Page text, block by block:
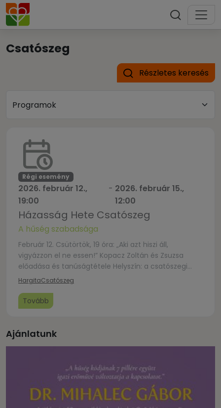
Csatószeg
Részletes keresés
Régi esemény
2026. február 12.,
19:00
- 2026. február 15.,
12:00
Házasság Hete Csatószeg
A hűség szabadsága
Február 12. Csütörtök, 19 óra: „Aki azt hiszi áll,
vigyázzon el ne essen!” Kopacz Zoltán és Zsuzsa
előadása és tanúságtétele Helyszín: a csatószegi
kultúrotthon Február 14. Szombat, 12 óra: Házaspárok
Gatal oldal Február 15. Vasárnap, 10 óra:
Szentségimádás házasokkal – házasokért, gyónási
HargitaCsatószeg
Tovább
Ajánlatunk